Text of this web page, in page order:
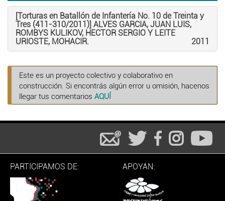
[Torturas en Batallón de Infantería No. 10 de Treinta y
Tres (411-310/2011)] ALVES GARCIA, JUAN LUIS,
ROMBYS KULIKOV, HECTOR SERGIO Y LEITE
URIOSTE, MOHACIR.
2011
Este es un proyecto colectivo y colaborativo en
construcción. Si encontrás algún error u omisión, hacenos
llegar tus comentarios AQUÍ
PARTICIPAMOS DE: APOYAN: